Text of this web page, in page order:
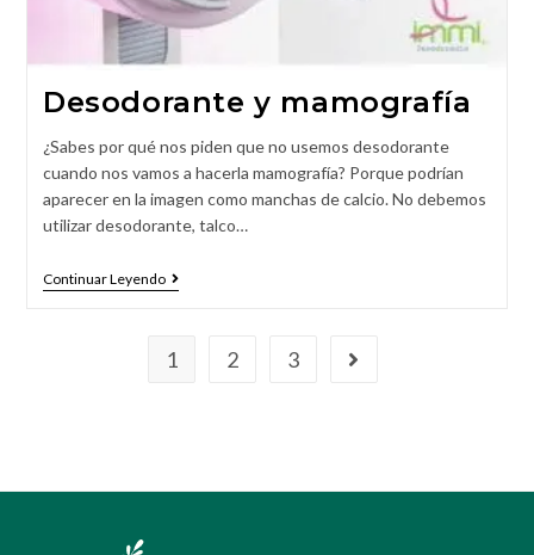
Desodorante y mamografía
¿Sabes por qué nos piden que no usemos desodorante
cuando nos vamos a hacerla mamografía? Porque podrían
aparecer en la imagen como manchas de calcio. No debemos
utilizar desodorante, talco…
Continuar Leyendo
1 2 3